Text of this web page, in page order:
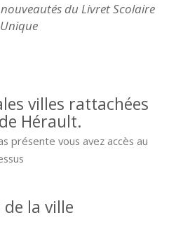
du Livret Scolaire
Unique
villes rattachées
Hérault.
présente vous avez accès au
la ville